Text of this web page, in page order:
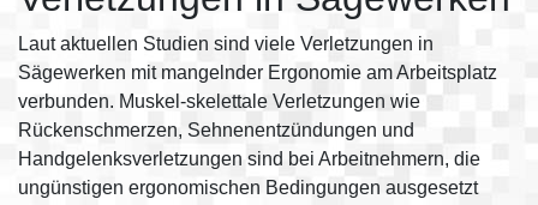
Laut aktuellen Studien sind viele Verletzungen in
Sägewerken mit mangelnder Ergonomie am Arbeitsplatz
verbunden. Muskel-skelettale Verletzungen wie
Rückenschmerzen, Sehnenentzündungen und
Handgelenksverletzungen sind bei Arbeitnehmern, die
ungünstigen ergonomischen Bedingungen ausgesetzt